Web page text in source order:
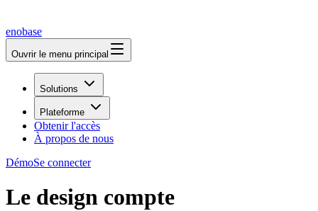
enobase
Ouvrir le menu principal
Solutions
Plateforme
Obtenir l'accès
À propos de nous
DémoSe connecter
Le design compte